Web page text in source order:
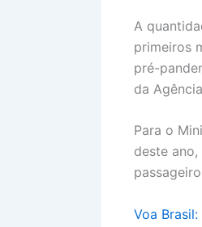
A
primeiros
pré-
da
Para o
deste
Voa